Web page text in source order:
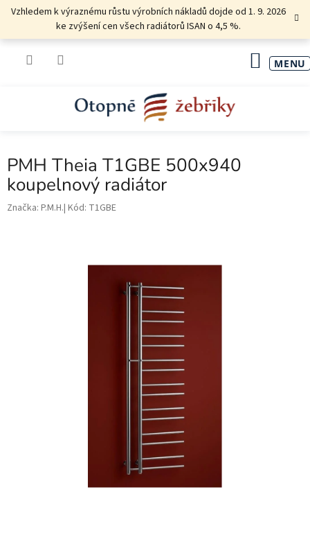
PřejítVzhledem k výraznému růstu výrobních nákladů dojde od 1. 9. 2026
ke zvýšení cen všech radiátorů ISAN o 4,5 %.
PMH Theia T1GBE 500x940
koupelnový radiátor
Značka: P.M.H. Kód: T1GBE